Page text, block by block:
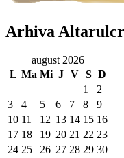
Arhiva
august 2026
L Ma Mi J V S D
1
2
3
4 5 6 7 8
9
10 11 12 13 14 15 16
17 18 19 20 21 22 23
24 25 26 27 28 29 30